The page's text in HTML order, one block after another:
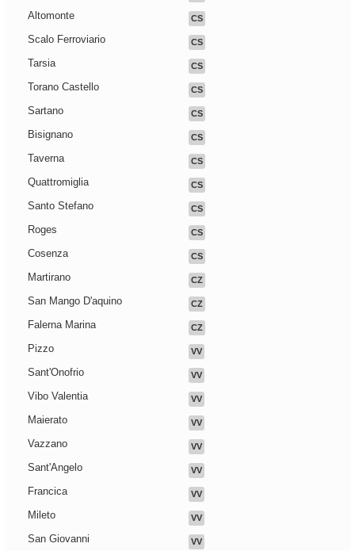
Altomonte CS
Scalo Ferroviario CS
Tarsia CS
Torano Castello CS
Sartano CS
Bisignano CS
Taverna CS
Quattromiglia CS
Santo Stefano CS
Roges CS
Cosenza CS
Martirano CZ
San Mango D'aquino CZ
Falerna Marina CZ
Pizzo VV
Sant'Onofrio VV
Vibo Valentia VV
Maierato VV
Vazzano VV
Sant'Angelo VV
Francica VV
Mileto VV
San Giovanni VV